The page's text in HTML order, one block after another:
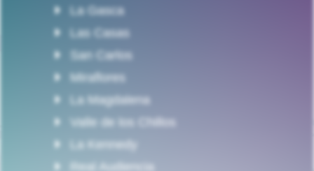
La Gasca
Las Casas
San Carlos
Miraflores
La Magdalena
Valle de los Chillos
La Kennedy
Real Audiencia